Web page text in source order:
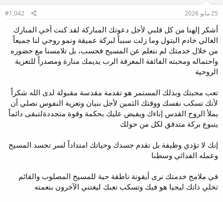
ت
25 مايو 2026 #1,042
أشكر إلهنا من كل قلبي لأجل دعوتك المباركة لقد كنت أخي المبارك
الغالي خادم البتول وما زلت سبباً لبركة عميقة ونمو روحي لنا جميعاً
من خلال خدمتك لم نتعلم عن المسيح فحسب، بل تلامسنا مع حضوره
واحتماله ومحبته الفائقة المعرفة الرب يديمك منارة ومصدراً للتعزية
الروحية
تعب محبتك وبذلك المستمر هو تقدمة مقدسة مقبولة لدى الله شكراً
لأنك تسكب نفسك ووقتك الثمين لأجل بنيان وتعزية النفوس نصلي أن
يملأ الروح القدس إناءك ويفيض عليك بحكمة وقوة متجددةلتبقى دائماً
ينبوع بركة متدفق لكل من حولك
إنك لا تؤدي وظيفة بل تقدم جسدك وحياتك امتداداً لسر تجسد المسيح
وعمله الفدائي وسطنا
في ملامح خدمتك نرى أيقونة ناطقة حية للمسيح المصلوب والقائم
تخلي ذاتك ليحيا هو فيك وتسكب تعبك ليغتني الآخرون بنعمته